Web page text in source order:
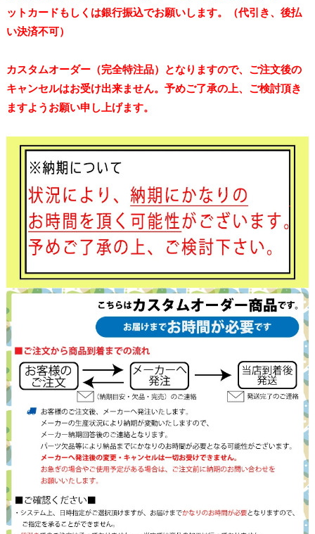
ットカードもしくは銀行振込でお願いします。（代引き、後払
い決済不可）
カスタムオーダー（完全特注品）となりますので、ご注文後の
キャンセルはお受け出来ません。予めご了承の上、ご検討頂き
ますようお願い申し上げます。